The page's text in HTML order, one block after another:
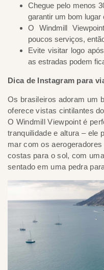
Chegue pelo menos
garantir um bom lugar
O Windmill
poucos serviços,
Evite visitar logo
as estradas podem
Dica de Instagram para
Os brasileiros adoram um
oferece vistas cintilantes
O Windmill Viewpoint é
tranquilidade e altura – ele
mar com os
costas para o sol, com
sentado em uma pedra